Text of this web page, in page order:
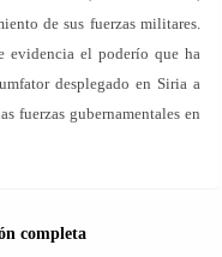
de sus fuerzas militares.
evidencia el poderío que ha
desplegado en Siria a
fuerzas gubernamentales en
completa